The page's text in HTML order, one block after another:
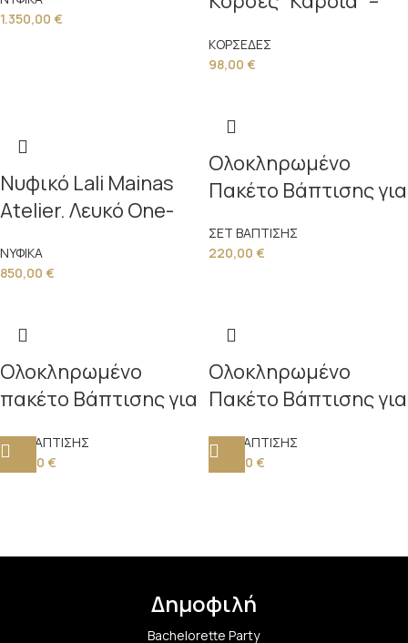
Δημιουργία Υψηλής
1.350,00 €
ΚΟΡΣΕΔΕΣ
98,00 €
Νυφικό Lali Mainas
Atelier. Λευκό One-
ΝΥΦΙΚΑ
850,00 €
Ολοκληρωμένο
Πακέτο Βάπτισης για
ΣΕΤ ΒΑΠΤΙΣΗΣ
220,00 €
Ολοκληρωμένο
πακέτο Βάπτισης για
ΣΕΤ ΒΑΠΤΙΣΗΣ
220,00 €
Ολοκληρωμένο
Πακέτο Βάπτισης για
Πολυτελές Σετ για
Μια Αξέχαστη Ημέρα
ΣΕΤ ΒΑΠΤΙΣΗΣ
260,00 €
Δημοφιλή
Bachelorette Party